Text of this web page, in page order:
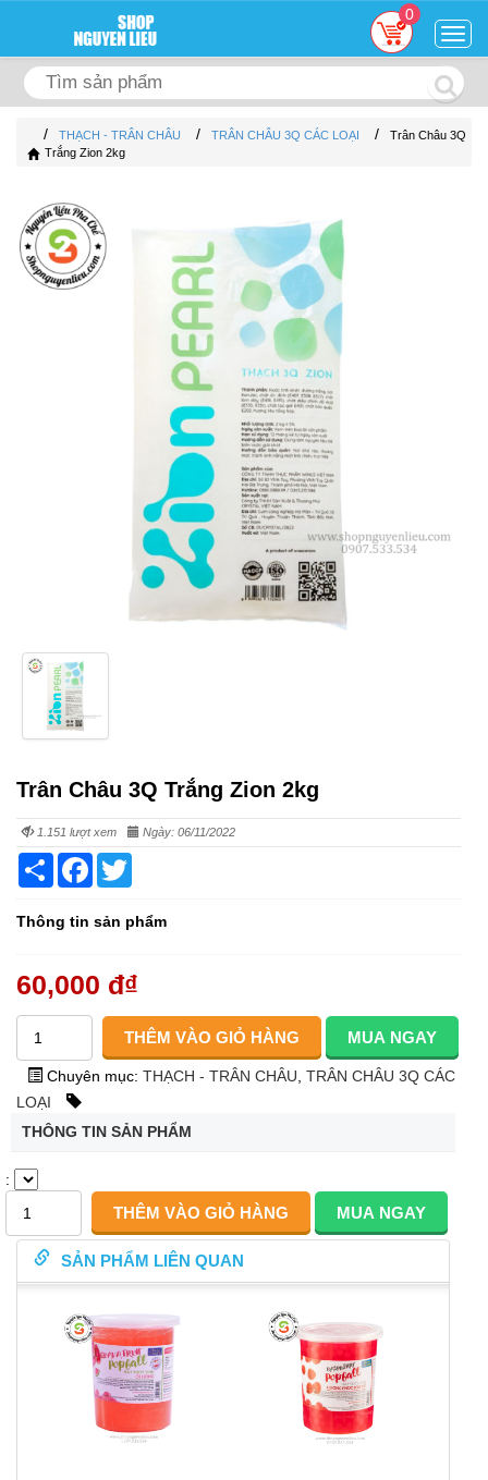
0
/ THẠCH - TRÂN CHÂU / TRÂN CHÂU 3Q CÁC LOẠI /
Trân Châu 3Q
Trắng Zion 2kg
Trân Châu 3Q Trắng Zion 2kg
1.151 lượt xem Ngày: 06/11/2022
Share Facebook
Thông tin sản phẩm
60,000 đ₫
Chuyên mục: THẠCH - TRÂN CHÂU TRÂN CHÂU 3Q CÁC
LOẠI
THÔNG TIN SẢN PHẨM
:
SẢN PHẨM LIÊN QUAN